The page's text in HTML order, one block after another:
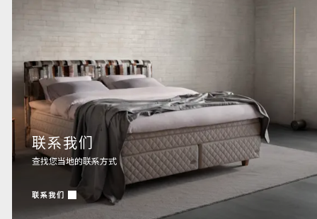
联系我们
查找您当地的联系方式
联系我们